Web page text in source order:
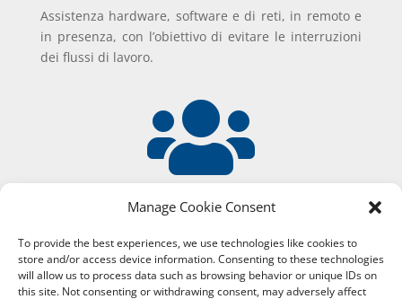
Manage Cookie Consent
To provide the best experiences, we use technologies like cookies to
store and/or access device information. Consenting to these technologies
will allow us to process data such as browsing behavior or unique IDs on
this site. Not consenting or withdrawing consent, may adversely affect
Assistenza hardware, software e di reti, in remoto e
in presenza, con l’obiettivo di evitare le interruzioni
dei flussi di lavoro.

Leadership
Epikure rappresenta un’eccellenza nel settore IT ed è
costantemente orientata alla ricerca di soluzioni
innovative per costruire un futuro migliore.